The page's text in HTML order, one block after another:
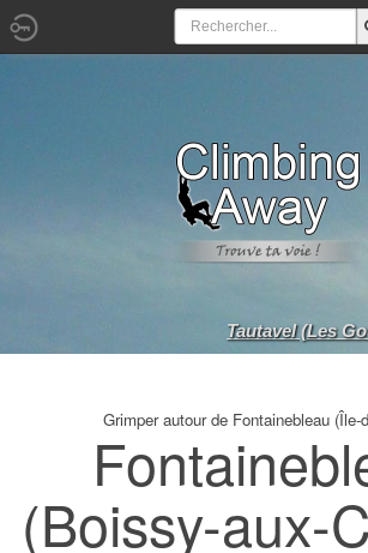
Tautavel (Les
Grimper autour de Fontainebleau (Île-
(Boissy-aux-